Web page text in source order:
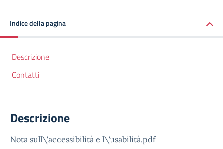
Indice della pagina
Descrizione
Contatti
Descrizione
Nota sull\'accessibilità e l\'usabilità.pdf